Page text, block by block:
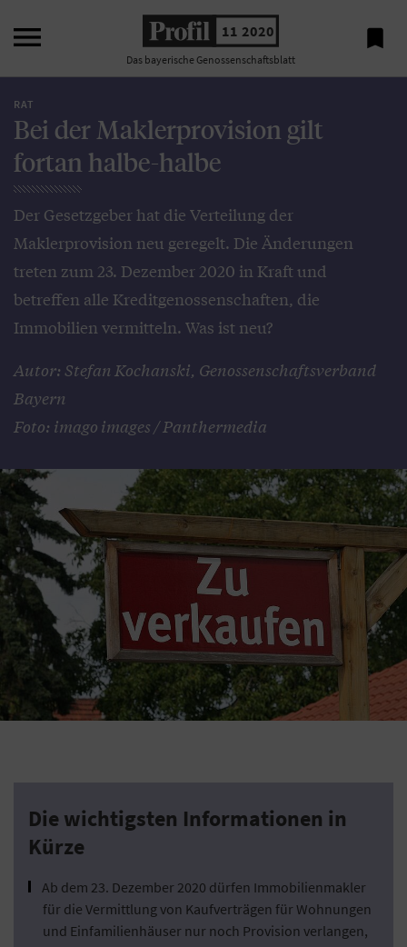
 11 2020
Das bayerische Genossenschaftsblatt

RAT
Bei der Maklerprovision gilt
fortan halbe-halbe
Der Gesetzgeber hat die Verteilung der
Maklerprovision neu geregelt. Die Änderungen
treten zum 23. Dezember 2020 in Kraft und
betreffen alle Kreditgenossenschaften, die
Immobilien vermitteln. Was ist neu?
Autor: Stefan Kochanski, Genossenschaftsverband
Bayern
Foto: imago images / Panthermedia
Die wichtigsten Informationen in
Kürze
Ab dem 23. Dezember 2020 dürfen Immobilienmakler
für die Vermittlung von Kaufverträgen für Wohnungen
und Einfamilienhäuser nur noch Provision verlangen,